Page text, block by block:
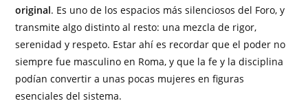
original. Es uno de los espacios más silenciosos del Foro, y
transmite algo distinto al resto: una mezcla de rigor,
serenidad y respeto. Estar ahí es recordar que el poder no
siempre fue masculino en Roma, y que la fe y la disciplina
podían convertir a unas pocas mujeres en figuras
esenciales del sistema.